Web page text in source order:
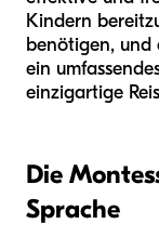
Kindern
benötigen, und
ein
einzigartige
Die
Sprache